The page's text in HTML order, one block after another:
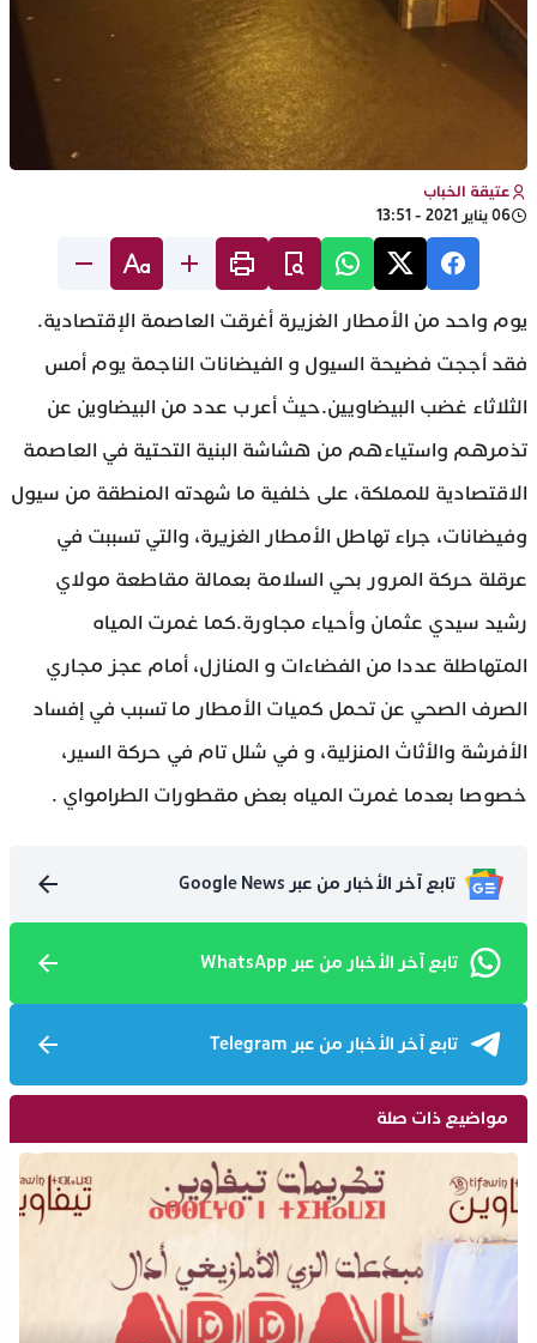
عتيقة الخباب
06 يناير 2021 - 13:51
يوم واحد من الأمطار الغزيرة أغرقت العاصمة الإقتصادية.
فقد أججت فضيحة السيول و الفيضانات الناجمة يوم أمس
الثلاثاء غضب البيضاويين.حيث أعرب عدد من البيضاوين عن
تذمرهم واستياءهم من هشاشة البنية التحتية في العاصمة
الاقتصادية للمملكة، على خلفية ما شهدته المنطقة من سيول
وفيضانات، جراء تهاطل الأمطار الغزيرة، والتي تسببت في
عرقلة حركة المرور بحي السلامة بعمالة مقاطعة مولاي
رشيد سيدي عثمان وأحياء مجاورة.كما غمرت المياه
المتهاطلة عددا من الفضاءات و المنازل، أمام عجز مجاري
الصرف الصحي عن تحمل كميات الأمطار ما تسبب في إفساد
الأفرشة والأثاث المنزلية، و في شلل تام في حركة السير،
خصوصا بعدما غمرت المياه بعض مقطورات الطرامواي .
تابع آخر الأخبار من عبر Google News
تابع آخر الأخبار من عبر WhatsApp
تابع آخر الأخبار من عبر Telegram
مواضيع ذات صلة